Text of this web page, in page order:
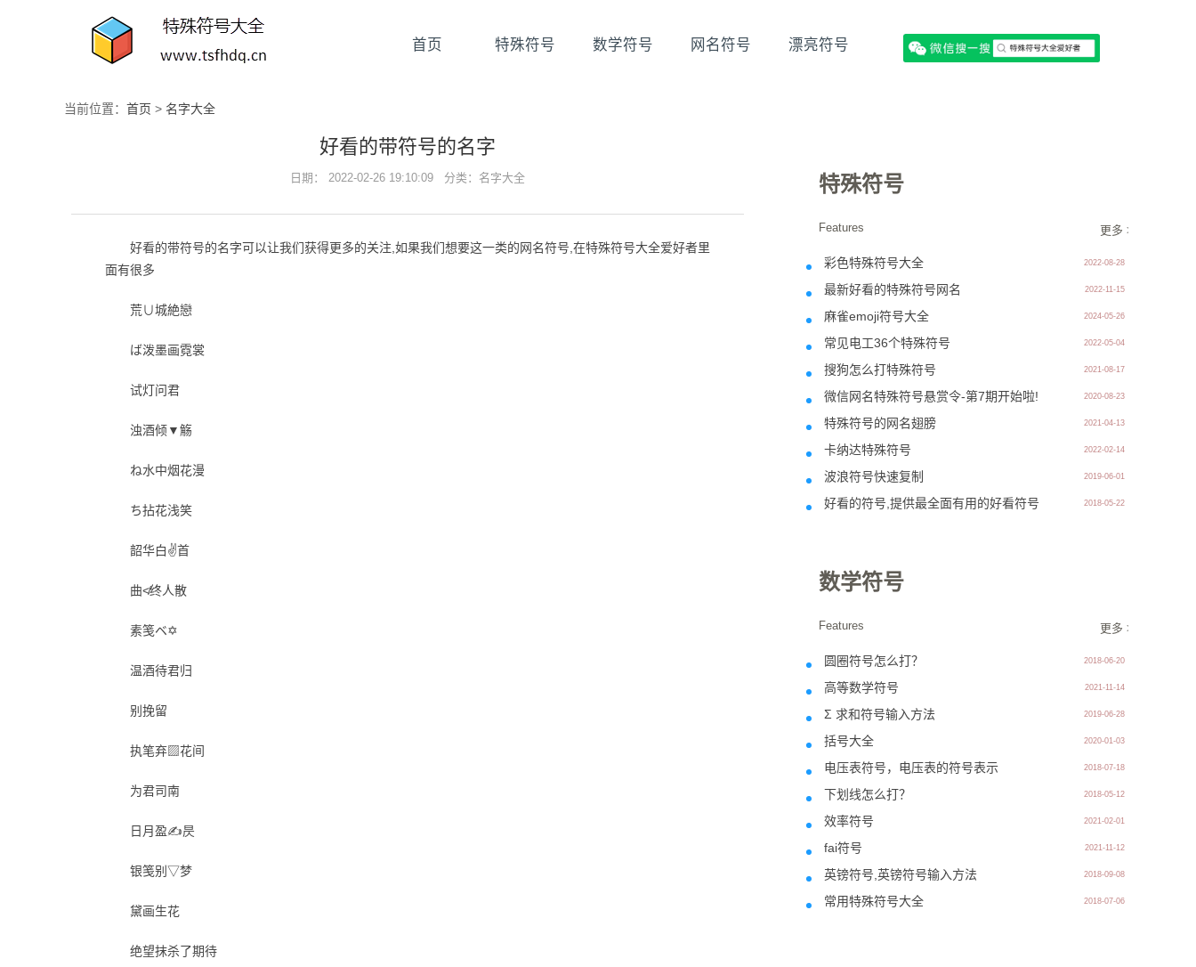
首页 特殊符号 数学符号 网名符号 漂亮符号
当前位置： 首页 > 名字大全
好看的带符号的名字
日期： 2022-02-26 19:10:09 分类： 名字大全
好看的带符号的名字可以让我们获得更多的关注,如果我们想要这一类的网名符号,在特殊符号大全爱好者里
面有很多
荒∪城絶戀
ば泼墨画霓裳
试灯问君
浊酒倾▼觞
ね水中烟花漫
ち拈花浅笑
韶华白✌首
曲≮终人散
素笺ベ✡
温酒待君归
别挽留
执笔弃▨花间
为君司南
日月盈✍昃
银笺别▽梦
黛画生花
绝望抹杀了期待
特殊符号
Features 更多 >>
彩色特殊符号大全 2022-08-28
最新好看的特殊符号网名 2022-11-15
麻雀emoji符号大全 2024-05-26
常见电工36个特殊符号 2022-05-04
搜狗怎么打特殊符号 2021-08-17
微信网名特殊符号悬赏令-第7期开始啦! 2020-08-23
特殊符号的网名翅膀 2021-04-13
卡纳达特殊符号 2022-02-14
波浪符号快速复制 2019-06-01
好看的符号,提供最全面有用的好看符号 2018-05-22
数学符号
Features 更多 >>
圆圈符号怎么打？ 2018-06-20
高等数学符号 2021-11-14
Σ 求和符号输入方法 2019-06-28
括号大全 2020-01-03
电压表符号，电压表的符号表示 2018-07-18
下划线怎么打？ 2018-05-12
效率符号 2021-02-01
fai符号 2021-11-12
英镑符号,英镑符号输入方法 2018-09-08
常用特殊符号大全 2018-07-06